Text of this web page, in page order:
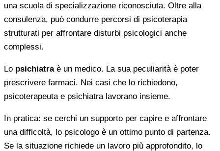
una scuola di specializzazione riconosciuta. Oltre alla
consulenza, può condurre percorsi di psicoterapia
strutturati per affrontare disturbi psicologici anche
complessi.
Lo psichiatraè un medico. La sua peculiarità è poter
prescrivere farmaci. Nei casi che lo richiedono,
psicoterapeuta e psichiatra lavorano insieme.
In pratica: se cerchi un supporto per capire e affrontare
una difficoltà, lo psicologo è un ottimo punto di partenza.
Se la situazione richiede un lavoro più approfondito, lo